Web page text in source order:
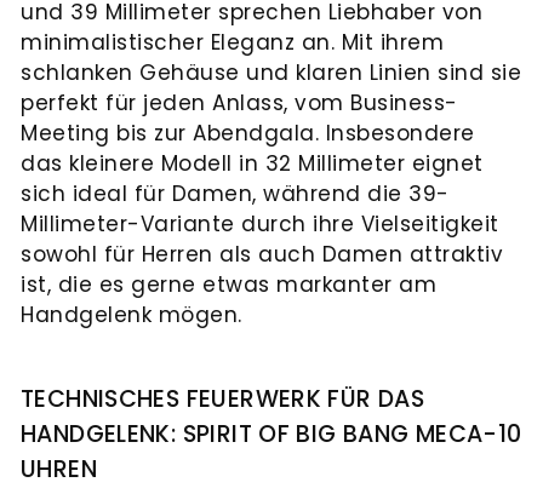
und 39 Millimeter sprechen Liebhaber von
minimalistischer Eleganz an. Mit ihrem
schlanken Gehäuse und klaren Linien sind sie
perfekt für jeden Anlass, vom Business-
Meeting bis zur Abendgala. Insbesondere
das kleinere Modell in 32 Millimeter eignet
sich ideal für Damen, während die 39-
Millimeter-Variante durch ihre Vielseitigkeit
sowohl für Herren als auch Damen attraktiv
ist, die es gerne etwas markanter am
Handgelenk mögen.
TECHNISCHES FEUERWERK FÜR DAS
HANDGELENK: SPIRIT OF BIG BANG MECA-10
UHREN